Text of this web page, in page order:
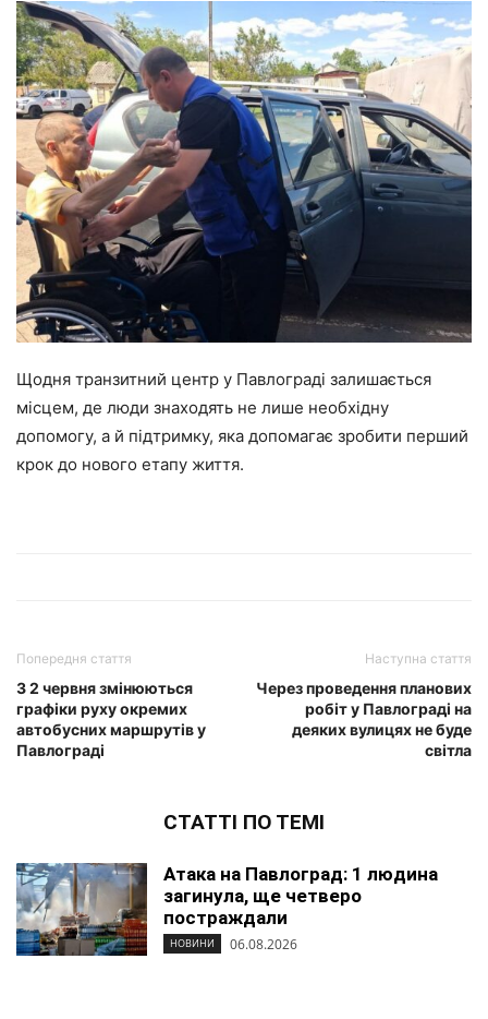
Щодня транзитний центр у Павлограді залишається
місцем, де люди знаходять не лише необхідну
допомогу, а й підтримку, яка допомагає зробити перший
крок до нового етапу життя.
Попередня стаття
З 2 червня змінюються
графіки руху окремих
автобусних маршрутів у
Павлограді
Наступна стаття
Через проведення планових
робіт у Павлограді на
деяких вулицях не буде
світла
СТАТТІ ПО ТЕМІ
Атака на Павлоград: 1 людина
загинула, ще четверо
постраждали
НОВИНИ 06.08.2026